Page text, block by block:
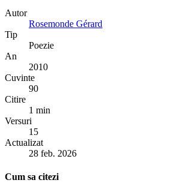
Autor
Rosemonde Gérard
Tip
Poezie
An
2010
Cuvinte
90
Citire
1 min
Versuri
15
Actualizat
28 feb. 2026
Cum sa citezi